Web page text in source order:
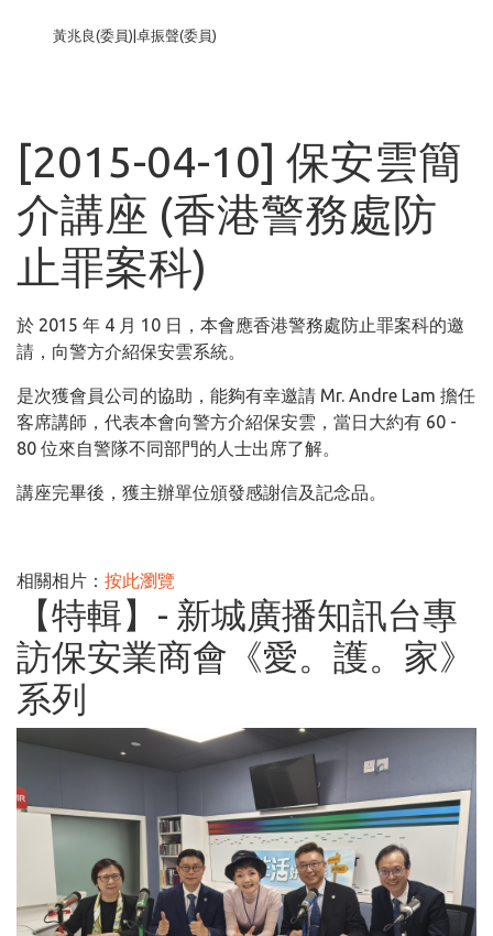
黃兆良(委員)|卓振聲(委員)
[2015-04-10] 保安雲簡
介講座 (香港警務處防
止罪案科)
於 2015 年 4 月 10 日，本會應香港警務處防止罪案科的邀
請，向警方介紹保安雲系統。
是次獲會員公司的協助，能夠有幸邀請 Mr. Andre Lam 擔任
客席講師，代表本會向警方介紹保安雲，當日大約有 60 -
80 位來自警隊不同部門的人士出席了解。
講座完畢後，獲主辦單位頒發感謝信及記念品。
相關相片： 按此瀏覽
【特輯】- 新城廣播知訊台專
訪保安業商會《愛。護。家》
系列